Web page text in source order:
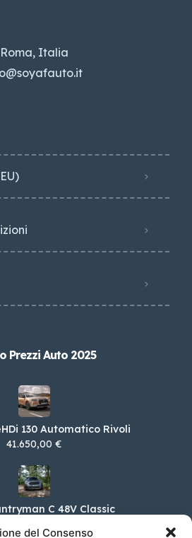
del Consenso
Roma, Italia
Prezzi Auto 2025
130 Automatico Rivoli
41.650,00 €
C 48V Classic